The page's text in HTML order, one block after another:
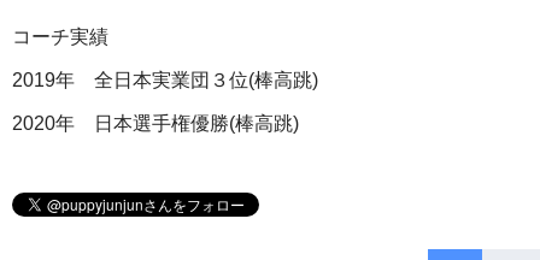
コーチ実績
2019年 全日本実業団３位(棒高跳)
2020年 日本選手権優勝(棒高跳)